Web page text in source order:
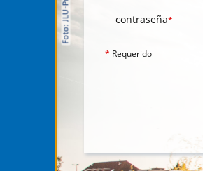
contraseña*
* Requerido